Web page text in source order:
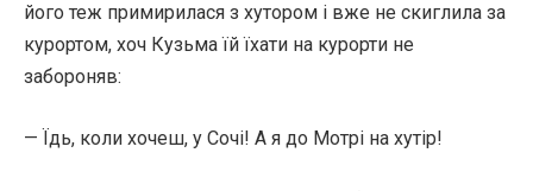
його теж примирилася з хутором і вже не скиглила за
курортом, хоч Кузьма їй їхати на курорти не
забороняв:
— Їдь, коли хочеш, у Сочі! А я до Мотрі на хутір!